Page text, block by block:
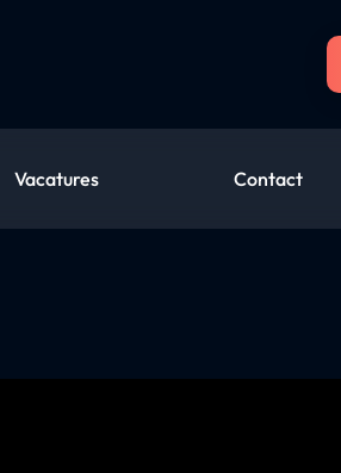
Vacatures Contact